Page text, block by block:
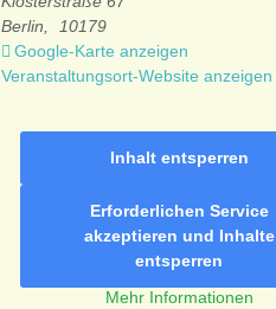
Berlin
10179
Google-Karte anzeigen
Veranstaltungsort-Website anzeigen
Inhalt entsperren
Erforderlichen Service
akzeptieren und Inhalte
entsperren
Mehr Informationen